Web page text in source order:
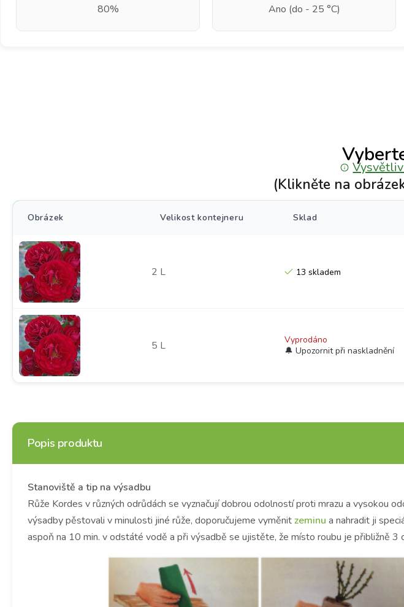
80% Ano (do - 25 °C)
(Klikněte na
Obrázek Velikost kontejneru Sklad
2 L 13 skladem
5 L Vyprodáno
Popis produktu
Stanoviště a tip na výsadbu
Růže Kordes v různých odrůdách se vyznačují dobrou odolností proti mrazu a vysokou
výsadby pěstovali v minulosti jiné růže, doporučujeme vyměnitzeminu a nahradit ji
aspoň na 10 min. v odstáté vodě a při výsadbě se ujistěte, že místo roubu je přibližně